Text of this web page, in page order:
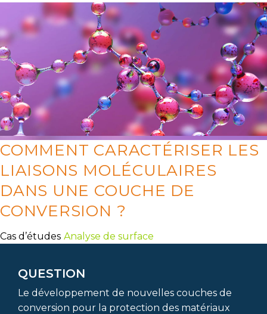
COMMENT CARACTÉRISER LES
LIAISONS MOLÉCULAIRES
DANS UNE COUCHE DE
CONVERSION ?
Cas d’études Analyse de surface
QUESTION
Le développement de nouvelles couches de
conversion pour la protection des matériaux